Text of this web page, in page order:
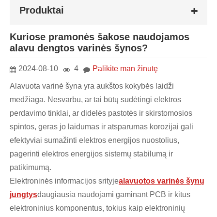
Produktai
Kuriose pramonės šakose naudojamos
alavu dengtos varinės šynos?
2024-08-10 4 Palikite man žinutę
Alavuota varinė šyna yra aukštos kokybės laidži
medžiaga. Nesvarbu, ar tai būtų sudėtingi elektros
perdavimo tinklai, ar didelės pastotės ir skirstomosios
spintos, geras jo laidumas ir atsparumas korozijai gali
efektyviai sumažinti elektros energijos nuostolius,
pagerinti elektros energijos sistemų stabilumą ir
patikimumą.
Elektroninės informacijos srityjealavuotos varinės šynų
jungtysdaugiausia naudojami gaminant PCB ir kitus
elektroninius komponentus, tokius kaip elektroninių